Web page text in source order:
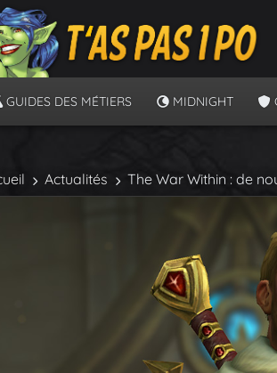
GUIDES DES MÉTIERS MIDNIGHT
Actualités The War Within : de